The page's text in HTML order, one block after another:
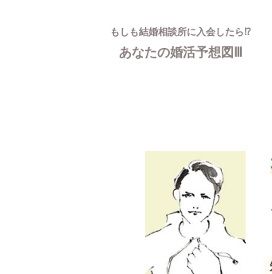
もしも結婚相談所に入会したら⁉
あなたの婚活予想図Ⅲ